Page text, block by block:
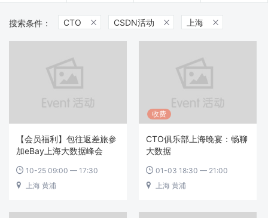
CTO  CSDN活动  上海 
【会员福利】包往返差旅参
加eBay上海大数据峰会
 10-25 09:00 — 17:30
 上海 黄浦
收费
CTO俱乐部上海晚宴：畅聊
大数据
 01-03 18:30 — 21:00
 上海 黄浦